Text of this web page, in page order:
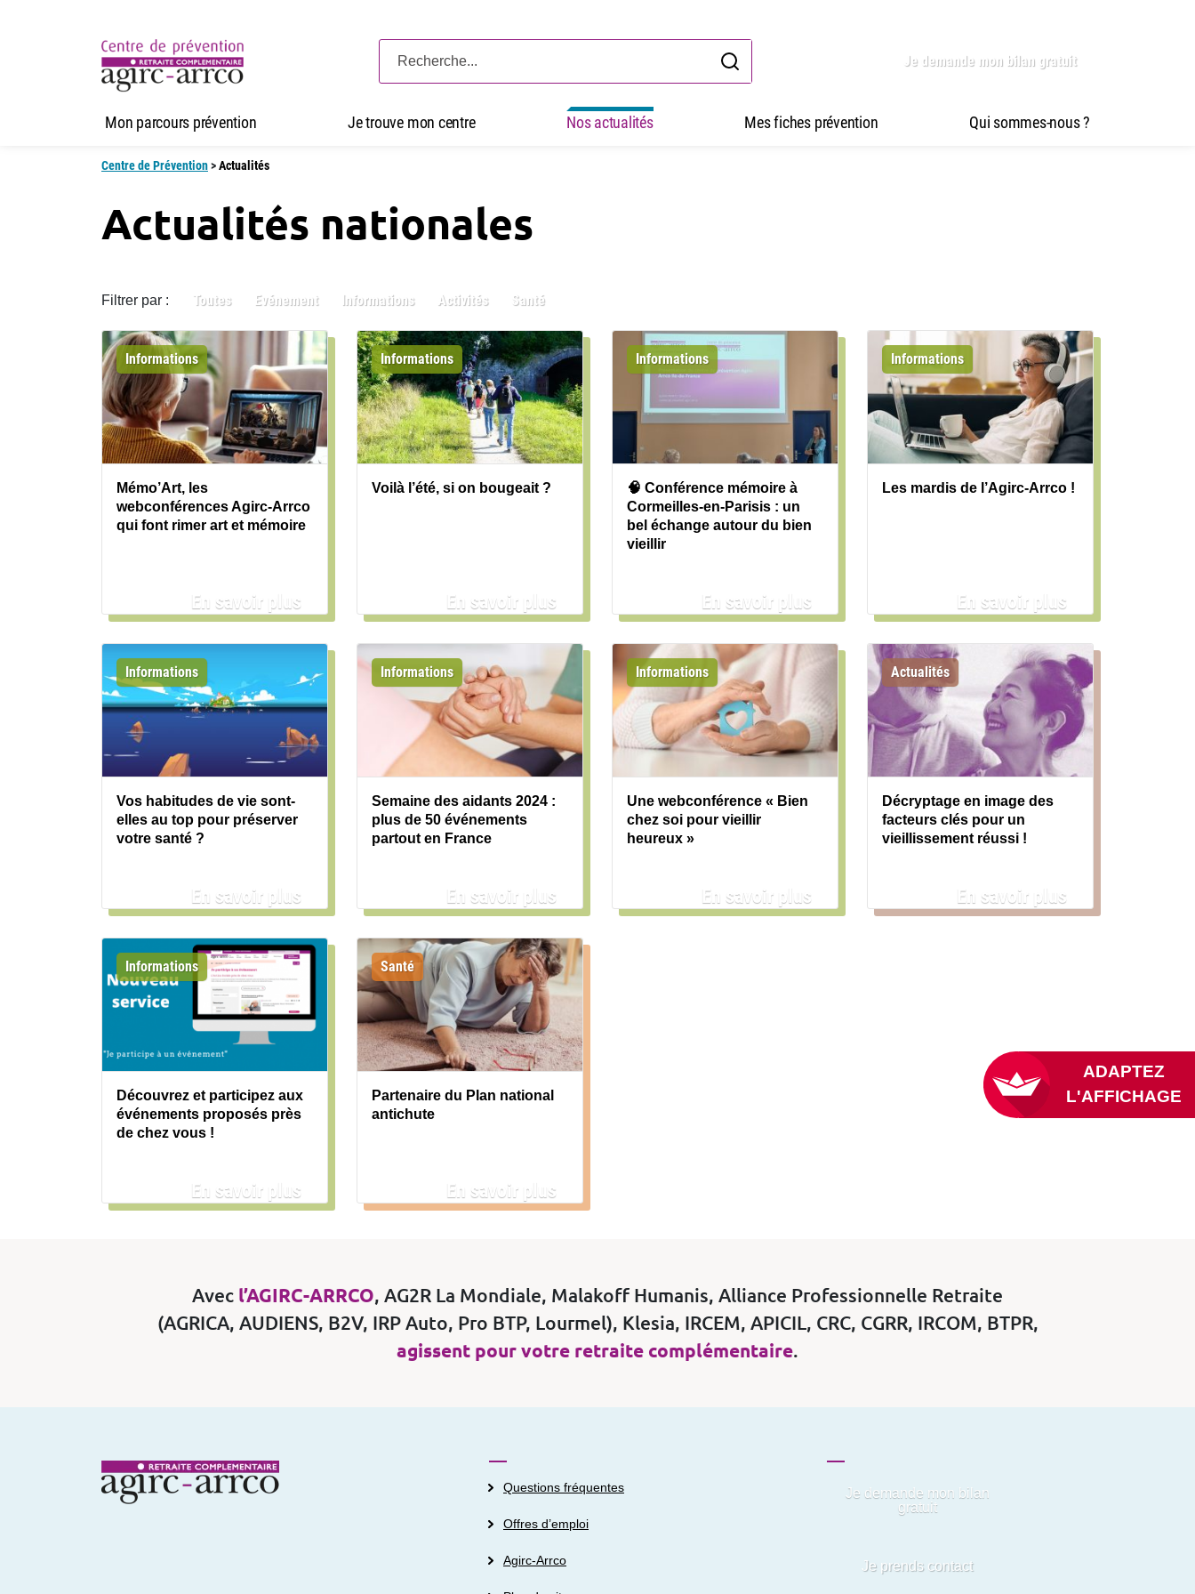
Je demande mon bilan gratuit
Mon parcours prévention Je trouve mon centre Nos actualités Mes fiches prévention Qui sommes-nous ?
Centre de Prévention>Actualités
Actualités nationales
Filtrer par : Toutes Evénement Informations Activités Santé
Informations
Mémo’Art, les
webconférences Agirc-Arrco
qui font rimer art et mémoire
En savoir plus
Informations
Voilà l’été, si on bougeait ?
En savoir plus
Informations
🧠 Conférence mémoire à
Cormeilles‑en‑Parisis : un
bel échange autour du bien
vieillir
En savoir plus
Informations
Les mardis de l’Agirc-Arrco !
En savoir plus
Informations
Vos habitudes de vie sont-
elles au top pour préserver
votre santé ?
En savoir plus
Informations
Semaine des aidants 2024 :
plus de 50 événements
partout en France
En savoir plus
Informations
Une webconférence « Bien
chez soi pour vieillir
heureux »
En savoir plus
Actualités
Décryptage en image des
facteurs clés pour un
vieillissement réussi !
En savoir plus
Informations
Découvrez et participez aux
événements proposés près
de chez vous !
En savoir plus
Santé
Partenaire du Plan national
antichute
En savoir plus
Avec l’AGIRC-ARRCO, AG2R La Mondiale, Malakoff Humanis, Alliance Professionnelle Retraite
(AGRICA, AUDIENS, B2V, IRP Auto, Pro BTP, Lourmel), Klesia, IRCEM, APICIL, CRC, CGRR, IRCOM, BTPR,
agissent pour votre retraite complémentaire.
Questions fréquentes
Offres d’emploi
Agirc-Arrco
Je demande mon bilan
gratuit
Je prends contact